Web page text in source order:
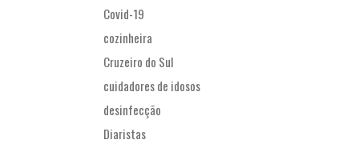
Covid-19
cozinheira
Cruzeiro do Sul
cuidadores de idosos
desinfecção
Diaristas